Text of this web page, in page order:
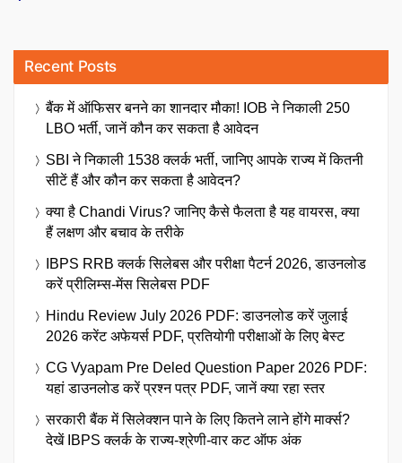
Recent Posts
बैंक में ऑफिसर बनने का शानदार मौका! IOB ने निकाली 250
LBO भर्ती, जानें कौन कर सकता है आवेदन
SBI ने निकाली 1538 क्लर्क भर्ती, जानिए आपके राज्य में कितनी
सीटें हैं और कौन कर सकता है आवेदन?
क्या है Chandi Virus? जानिए कैसे फैलता है यह वायरस, क्या
हैं लक्षण और बचाव के तरीके
IBPS RRB क्लर्क सिलेबस और परीक्षा पैटर्न 2026, डाउनलोड
करें प्रीलिम्स-मेंस सिलेबस PDF
Hindu Review July 2026 PDF: डाउनलोड करें जुलाई
2026 करेंट अफेयर्स PDF, प्रतियोगी परीक्षाओं के लिए बेस्ट
CG Vyapam Pre Deled Question Paper 2026 PDF:
यहां डाउनलोड करें प्रश्न पत्र PDF, जानें क्या रहा स्तर
सरकारी बैंक में सिलेक्शन पाने के लिए कितने लाने होंगे मार्क्स?
देखें IBPS क्लर्क के राज्य-श्रेणी-वार कट ऑफ अंक